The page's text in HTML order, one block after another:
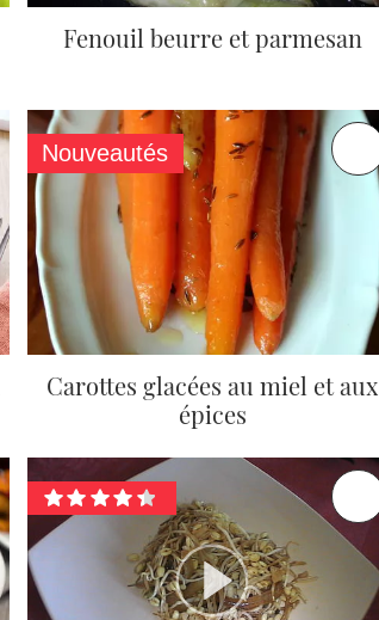
Fenouil beurre et parmesan
Nouveautés
Carottes glacées au miel et aux
épices